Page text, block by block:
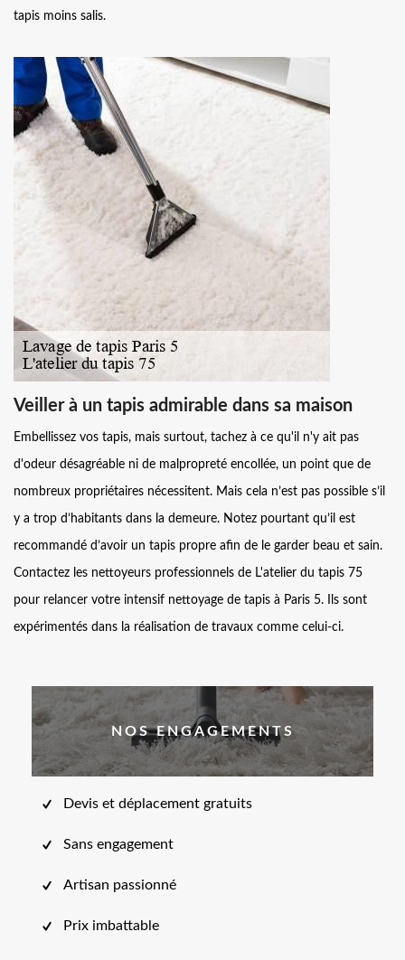
tapis moins salis.
Veiller à un tapis admirable dans sa maison
Embellissez vos tapis, mais surtout, tachez à ce qu'il n'y ait pas
d'odeur désagréable ni de malpropreté encollée, un point que de
nombreux propriétaires nécessitent. Mais cela n’est pas possible s’il
y a trop d’habitants dans la demeure. Notez pourtant qu’il est
recommandé d’avoir un tapis propre afin de le garder beau et sain.
Contactez les nettoyeurs professionnels de L'atelier du tapis 75
pour relancer votre intensif nettoyage de tapis à Paris 5. Ils sont
expérimentés dans la réalisation de travaux comme celui-ci.
NOS ENGAGEMENTS
Devis et déplacement gratuits
Sans engagement
Artisan passionné
Prix imbattable